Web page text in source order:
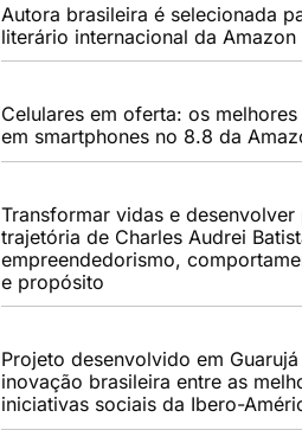
Autora brasileira é selecionada
literário internacional da Amazon
Celulares em oferta: os
em smartphones no 8.8 da
Transformar vidas e desenvolver
trajetória de Charles Audrei
empreendedorismo,
e propósito
Projeto desenvolvido em
inovação brasileira entre as
iniciativas sociais da Ibero-